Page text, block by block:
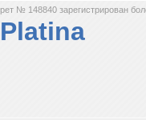
№ 148840 зарегистрирован
Platina